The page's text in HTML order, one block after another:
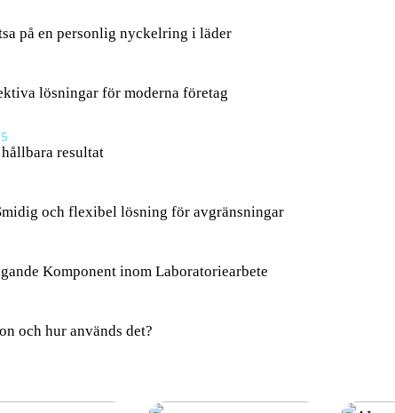
på en personlig nyckelring i läder
lösningar för moderna företag
resultat
och flexibel lösning för avgränsningar
Komponent inom Laboratoriearbete
och hur används det?